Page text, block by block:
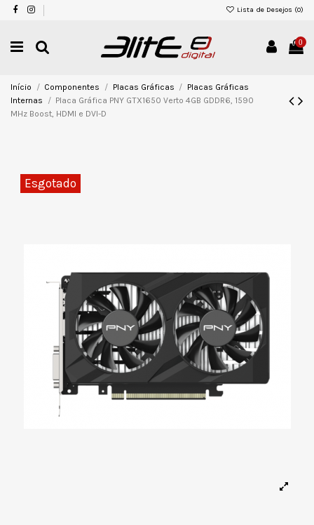
Lista de Desejos (0)
0
Início Componentes Placas Gráficas
Placas Gráficas
Internas
Placa Gráfica PNY GTX1650 Verto 4GB GDDR6, 1590
MHz Boost, HDMI e DVI-D
Esgotado